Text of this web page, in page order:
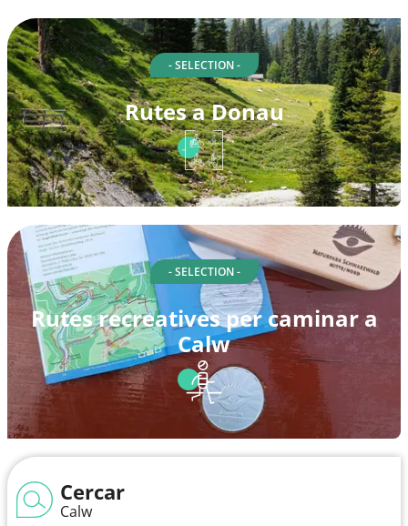
- SELECTION -
Rutes a Donau
- SELECTION -
Rutes recreatives per caminar a
Calw
Cercar
Calw